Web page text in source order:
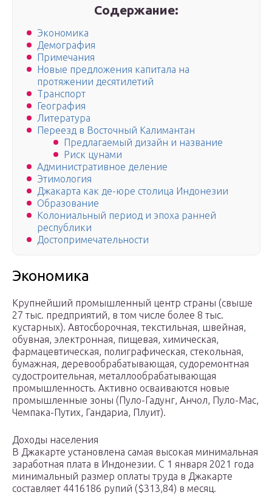
Содержание:
Экономика
Демография
Примечания
Новые предложения капитала на
протяжении десятилетий
Транспорт
География
Литература
Переезд в Восточный Калимантан
Предлагаемый дизайн и название
Риск цунами
Административное деление
Этимология
Джакарта как де-юре столица Индонезии
Образование
Колониальный период и эпоха ранней
республики
Достопримечательности
Экономика
Крупнейший промышленный центр страны (свыше
27 тыс. предприятий, в том числе более 8 тыс.
кустарных). Автосборочная, текстильная, швейная,
обувная, электронная, пищевая, химическая,
фармацевтическая, полиграфическая, стекольная,
бумажная, деревообрабатывающая, судоремонтная
судостроительная, металлообрабатывающая
промышленность. Активно осваиваются новые
промышленные зоны (Пуло-Гадунг, Анчол, Пуло-Мас,
Чемпака-Путих, Гандариа, Плуит).
Доходы населения
В Джакарте установлена самая высокая минимальная
заработная плата в Индонезии. С 1 января 2021 года
минимальный размер оплаты труда в Джакарте
составляет 4416186 рупий ($313,84) в месяц.